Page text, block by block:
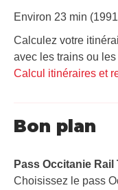
Environ 23 min
Calculez votre
avec les trains ou
Calcul itinéraires et
Bon plan
Pass Occitanie Rail
Choisissez le pass